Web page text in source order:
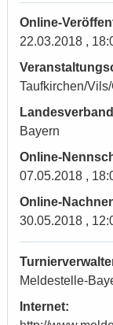
Online-
22.03.2018 ,
Taufkirchen/
Bayern
Online-
07.05.2018 ,
Online-
30.05.2018 ,
Meldestelle-
Internet: